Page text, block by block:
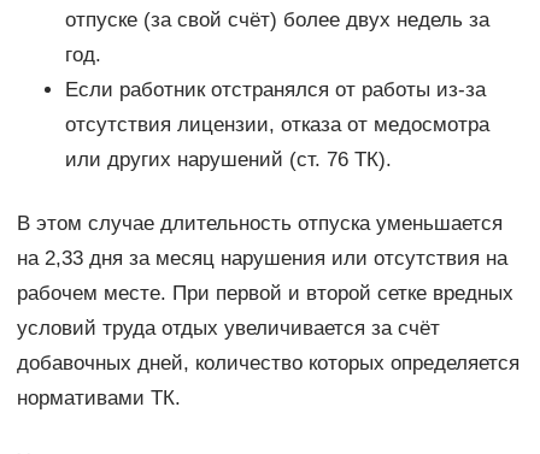
отпуске (за свой счёт) более двух недель за
год.
Если работник отстранялся от работы из-за
отсутствия лицензии, отказа от медосмотра
или других нарушений (ст. 76 ТК).
В этом случае длительность отпуска уменьшается
на 2,33 дня за месяц нарушения или отсутствия на
рабочем месте. При первой и второй сетке вредных
условий труда отдых увеличивается за счёт
добавочных дней, количество которых определяется
нормативами ТК.